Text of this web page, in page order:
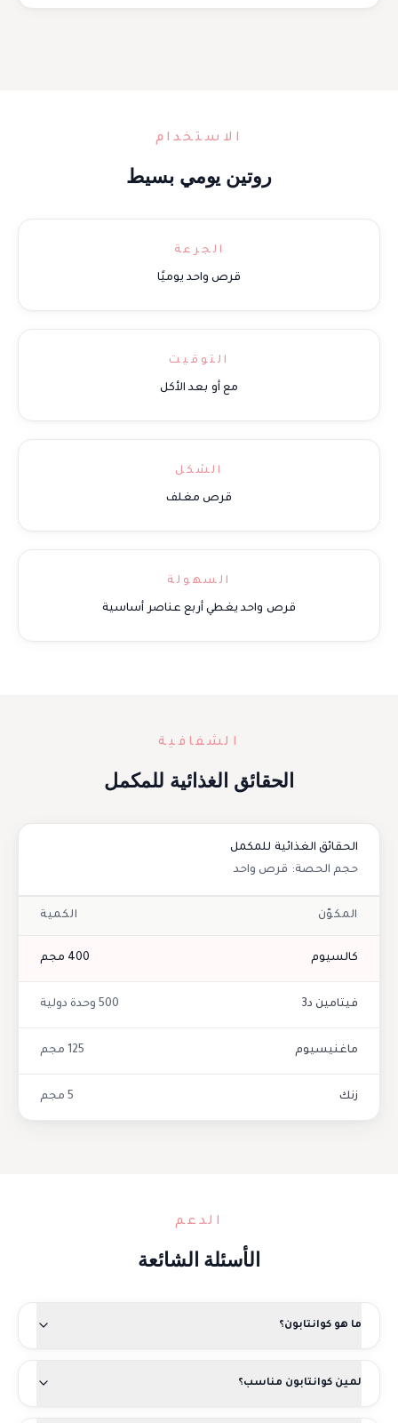
الاستخدام
روتين يومي بسيط
الجرعة
قرص واحد يوميًا
التوقيت
مع أو بعد الأكل
الشكل
قرص مغلف
السهولة
قرص واحد يغطي أربع عناصر أساسية
الشفافية
الحقائق الغذائية للمكمل
الحقائق الغذائية للمكمل
حجم الحصة: قرص واحد
المكوّن الكمية
كالسيوم 400 مجم
فيتامين د3 500 وحدة دولية
ماغنيسيوم 125 مجم
زنك 5 مجم
الدعم
الأسئلة الشائعة
ما هو كوانتابون؟
لمين كوانتابون مناسب؟